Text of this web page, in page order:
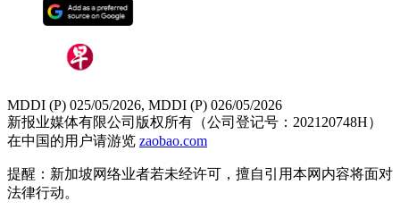
MDDI (P) 025/05/2026, MDDI (P) 026/05/2026
新报业媒体有限公司版权所有（公司登记号：202120748H）
在中国的用户请游览 zaobao.com
提醒：新加坡网络业者若未经许可，擅自引用本网内容将面对
法律行动。